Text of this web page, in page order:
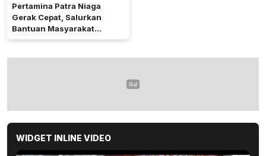
Pertamina Patra Niaga
Gerak Cepat, Salurkan
Bantuan Masyarakat
Terdampak Bencana Banjir
WIDGET INLINE VIDEO